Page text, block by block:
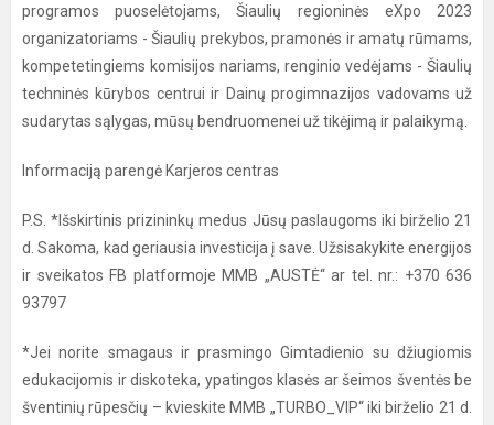
programos puoselėtojams, Šiaulių regioninės eXpo 2023
organizatoriams - Šiaulių prekybos, pramonės ir amatų rūmams,
kompetetingiems komisijos nariams, renginio vedėjams - Šiaulių
techninės kūrybos centrui ir Dainų progimnazijos vadovams už
sudarytas sąlygas, mūsų bendruomenei už tikėjimą ir palaikymą.
Informaciją parengė Karjeros centras
P.S. *Išskirtinis prizininkų medus Jūsų paslaugoms iki birželio 21
d. Sakoma, kad geriausia investicija į save. Užsisakykite energijos
ir sveikatos FB platformoje MMB „AUSTĖ“ ar tel. nr.: +370 636
93797
*Jei norite smagaus ir prasmingo Gimtadienio su džiugiomis
edukacijomis ir diskoteka, ypatingos klasės ar šeimos šventės be
šventinių rūpesčių – kvieskite MMB „TURBO_VIP“ iki birželio 21 d.